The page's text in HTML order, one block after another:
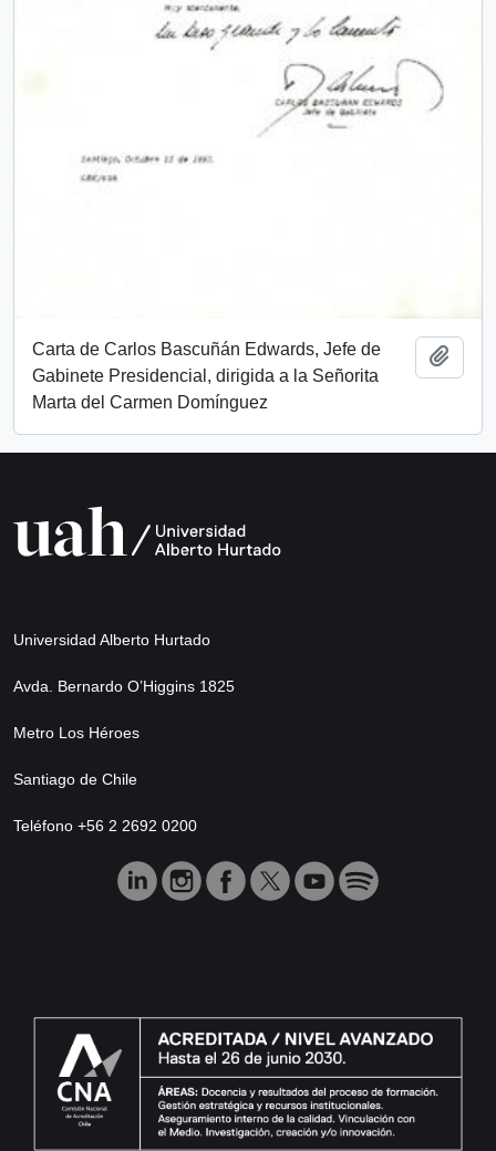
Carta de Carlos Bascuñán Edwards, Jefe de
Gabinete Presidencial, dirigida a la Señorita
Marta del Carmen Domínguez
Universidad Alberto Hurtado
Avda. Bernardo O’Higgins 1825
Metro Los Héroes
Santiago de Chile
Teléfono +56 2 2692 0200